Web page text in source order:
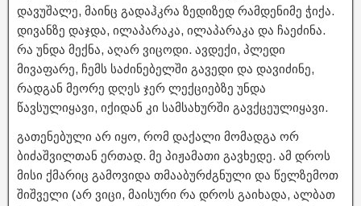
დავუშალე, მაინც გადაჰკრა ზედიზედ რამდენიმე ჭიქა.
დივანზე დაჯდა, ილაპარაკა, ილაპარაკა და ჩაეძინა.
რა უნდა მექნა, აღარ ვიცოდი. ავდექი, პლედი
მივაფარე, ჩემს საძინებელში გავედი და დავიძინე,
რადგან მეორე დღეს ჯერ ლექციებზე უნდა
წავსულიყავი, იქიდან კი სამსახურში გავქცეულიყავი.
გათენებული არ იყო, რომ დაქალი მომადგა ორ
ბიძაშვილთან ერთად. მე პიჟამათი გავხედე. ამ დროს
მისი ქმარიც გამოვიდა თმააბურძგნული და წელზემოთ
შიშველი (არ ვიცი, მაისური რა დროს გაიხადა, ალბათ